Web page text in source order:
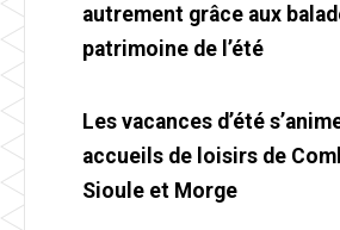
autrement grâce aux
patrimoine de l’été
Les vacances d’été
accueils de loisirs de
Sioule et Morge